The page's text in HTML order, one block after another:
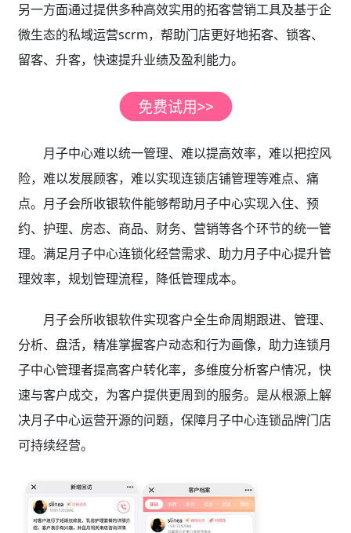
另一方面通过提供多种高效实用的拓客营销工具及基于企
微生态的私域运营scrm，帮助门店更好地拓客、锁客、
留客、升客，快速提升业绩及盈利能力。
月子中心难以统一管理、难以提高效率，难以把控风
险，难以发展顾客，难以实现连锁店铺管理等难点、痛
点。月子会所收银软件能够帮助月子中心实现入住、预
约、护理、房态、商品、财务、营销等各个环节的统一管
理。满足月子中心连锁化经营需求、助力月子中心提升管
理效率，规划管理流程，降低管理成本。
月子会所收银软件实现客户全生命周期跟进、管理、
分析、盘活，精准掌握客户动态和行为画像，助力连锁月
子中心管理者提高客户转化率，多维度分析客户情况，快
速与客户成交，为客户提供更周到的服务。是从根源上解
决月子中心运营开源的问题，保障月子中心连锁品牌门店
可持续经营。